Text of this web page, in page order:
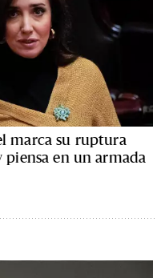
marca su ruptura
en un armada